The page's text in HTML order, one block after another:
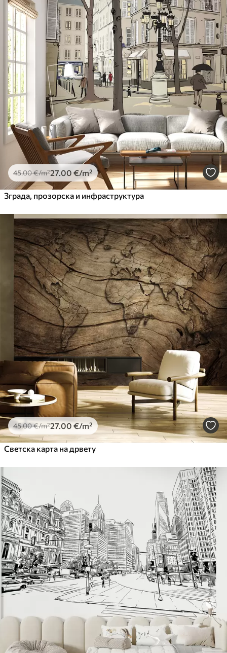
45.00€/m²27 .00 €/m²
Зграда, прозорска и инфраструктура
45.00€/m²27 .00 €/m²
Светска карта на дрвету